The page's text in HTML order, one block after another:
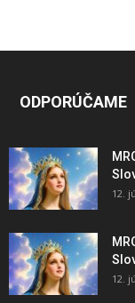
ODPORÚČAME
12.
12.